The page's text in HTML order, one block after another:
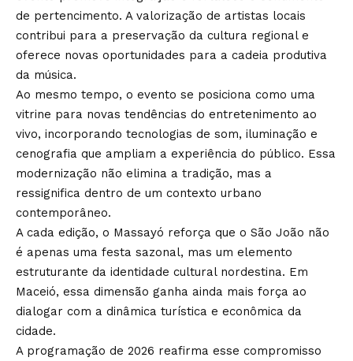
de pertencimento. A valorização de artistas locais
contribui para a preservação da cultura regional e
oferece novas oportunidades para a cadeia produtiva
da música.
Ao mesmo tempo, o evento se posiciona como uma
vitrine para novas tendências do entretenimento ao
vivo, incorporando tecnologias de som, iluminação e
cenografia que ampliam a experiência do público. Essa
modernização não elimina a tradição, mas a
ressignifica dentro de um contexto urbano
contemporâneo.
A cada edição, o Massayó reforça que o São João não
é apenas uma festa sazonal, mas um elemento
estruturante da identidade cultural nordestina. Em
Maceió, essa dimensão ganha ainda mais força ao
dialogar com a dinâmica turística e econômica da
cidade.
A programação de 2026 reafirma esse compromisso